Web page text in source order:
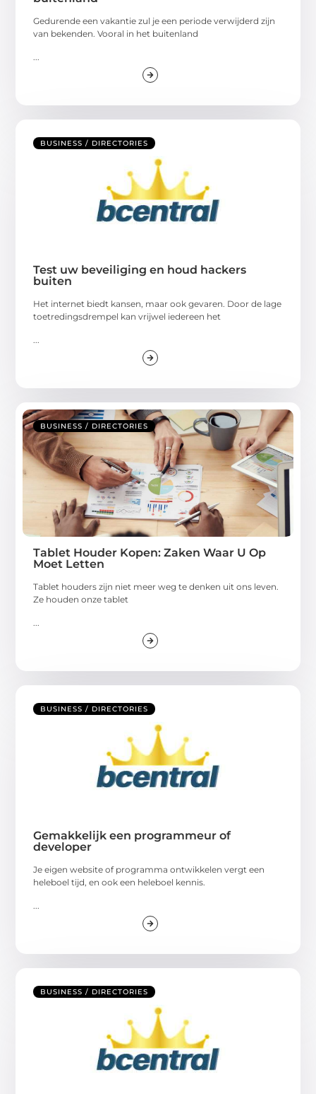
Gedurende een vakantie zul je een periode verwijderd zijn
van bekenden. Vooral in het buitenland
BUSINESS / DIRECTORIES
Test uw beveiliging en houd hackers
buiten
Het internet biedt kansen, maar ook gevaren. Door de lage
toetredingsdrempel kan vrijwel iedereen het
BUSINESS / DIRECTORIES
Tablet Houder Kopen: Zaken Waar U Op
Moet Letten
Tablet houders zijn niet meer weg te denken uit ons leven.
Ze houden onze tablet
BUSINESS / DIRECTORIES
Gemakkelijk een programmeur of
developer
Je eigen website of programma ontwikkelen vergt een
heleboel tijd, en ook een heleboel kennis.
BUSINESS / DIRECTORIES